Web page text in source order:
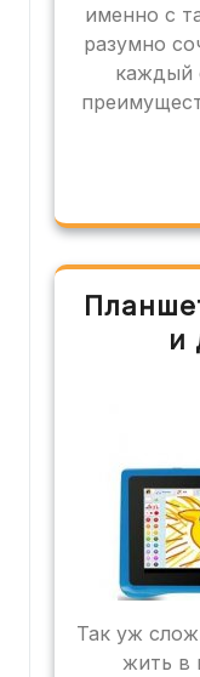
именно с
разумно
каждый
и
Так уж
жить в